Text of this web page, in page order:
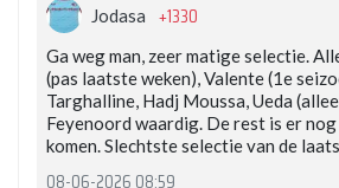
Jodasa +1330
Ga weg man, zeer matige selectie.
(pas laatste weken), Valente (1e
Targhalline, Hadj Moussa, Ueda
Feyenoord waardig. De rest is er
komen. Slechtste selectie van de
08-06-2026 08:59